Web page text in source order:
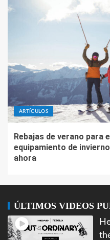
ARTÍCULOS
Rebajas de verano para
equipamiento de
ahora
ÚLTIMOS VIDEOS